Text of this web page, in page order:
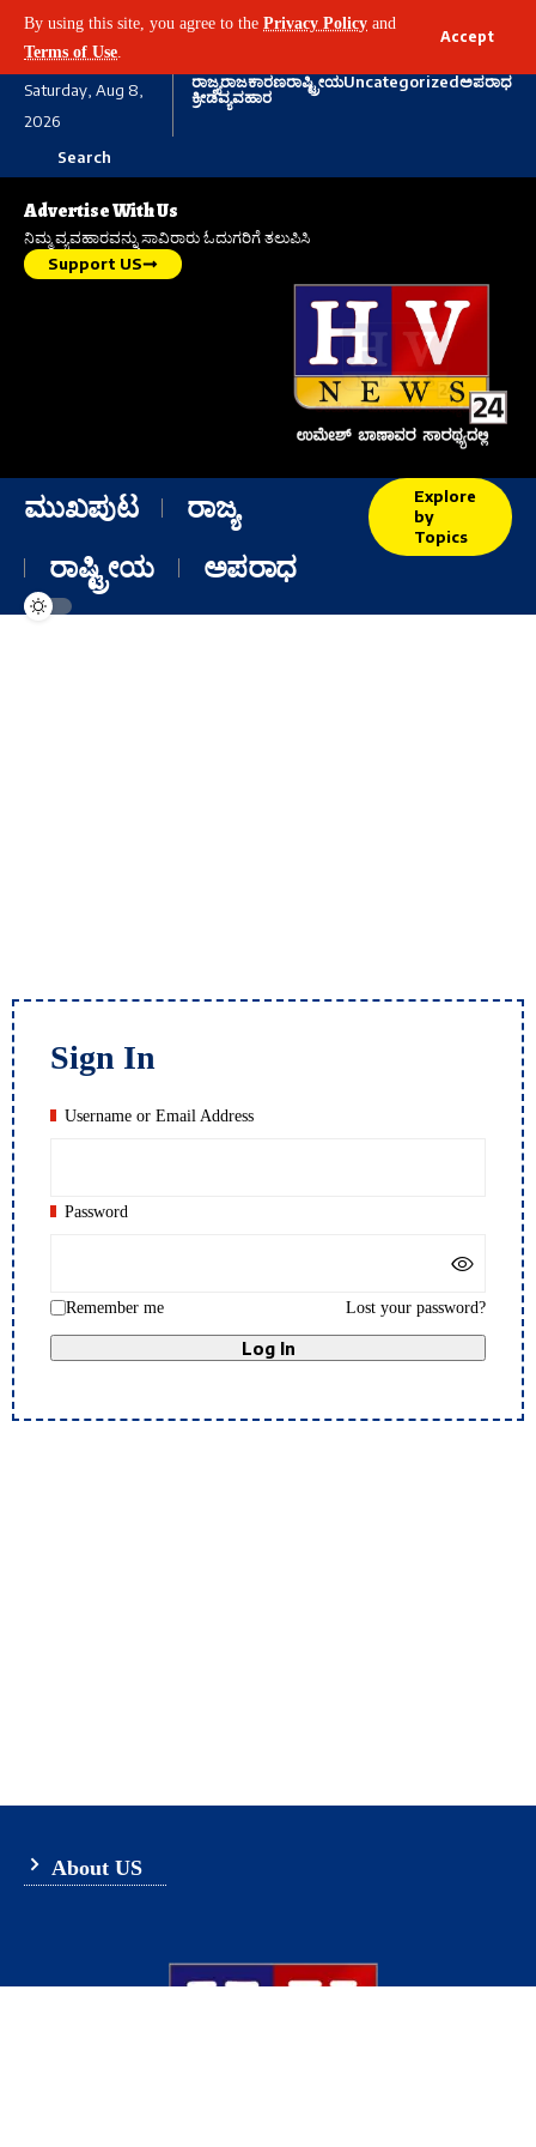
By using this site, you agree to the Privacy Policy and
Terms of Use
Accept
Saturday, Aug 8,
2026
ರಾಜ್ಯರಾಜಕಾರಣರಾಷ್ಟ್ರೀಯUncategorizedಅಪರಾಧ
ಕ್ರೀಡೆವ್ಯವಹಾರ
Search
Advertise With Us
ನಿಮ್ಮ ವ್ಯವಹಾರವನ್ನು ಸಾವಿರಾರು ಓದುಗರಿಗೆ ತಲುಪಿಸಿ
Support US
ಮುಖಪುಟ
ರಾಜ್ಯ
ರಾಷ್ಟ್ರೀಯ
ಅಪರಾಧ
Explore
by
Topics
Sign In
Username or Email Address
Password
Remember me Lost your password?
About US